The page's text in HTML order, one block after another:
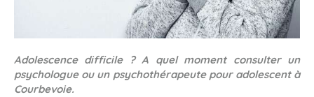
Adolescence difficile ? A quel moment consulter un
psychologue ou un psychothérapeute pour adolescent à
Courbevoie.